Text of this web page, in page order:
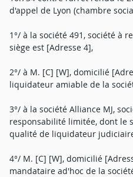
d'appel de Lyon (chambre
1°/ à la société 491, société à
siège est [Adresse 4],
2°/ à M. [C] [W], domicilié
liquidateur amiable de la
3°/ à la société Alliance MJ,
responsabilité limitée, dont le
qualité de liquidateur
4°/ M. [C] [W], domicilié
mandataire ad'hoc de la